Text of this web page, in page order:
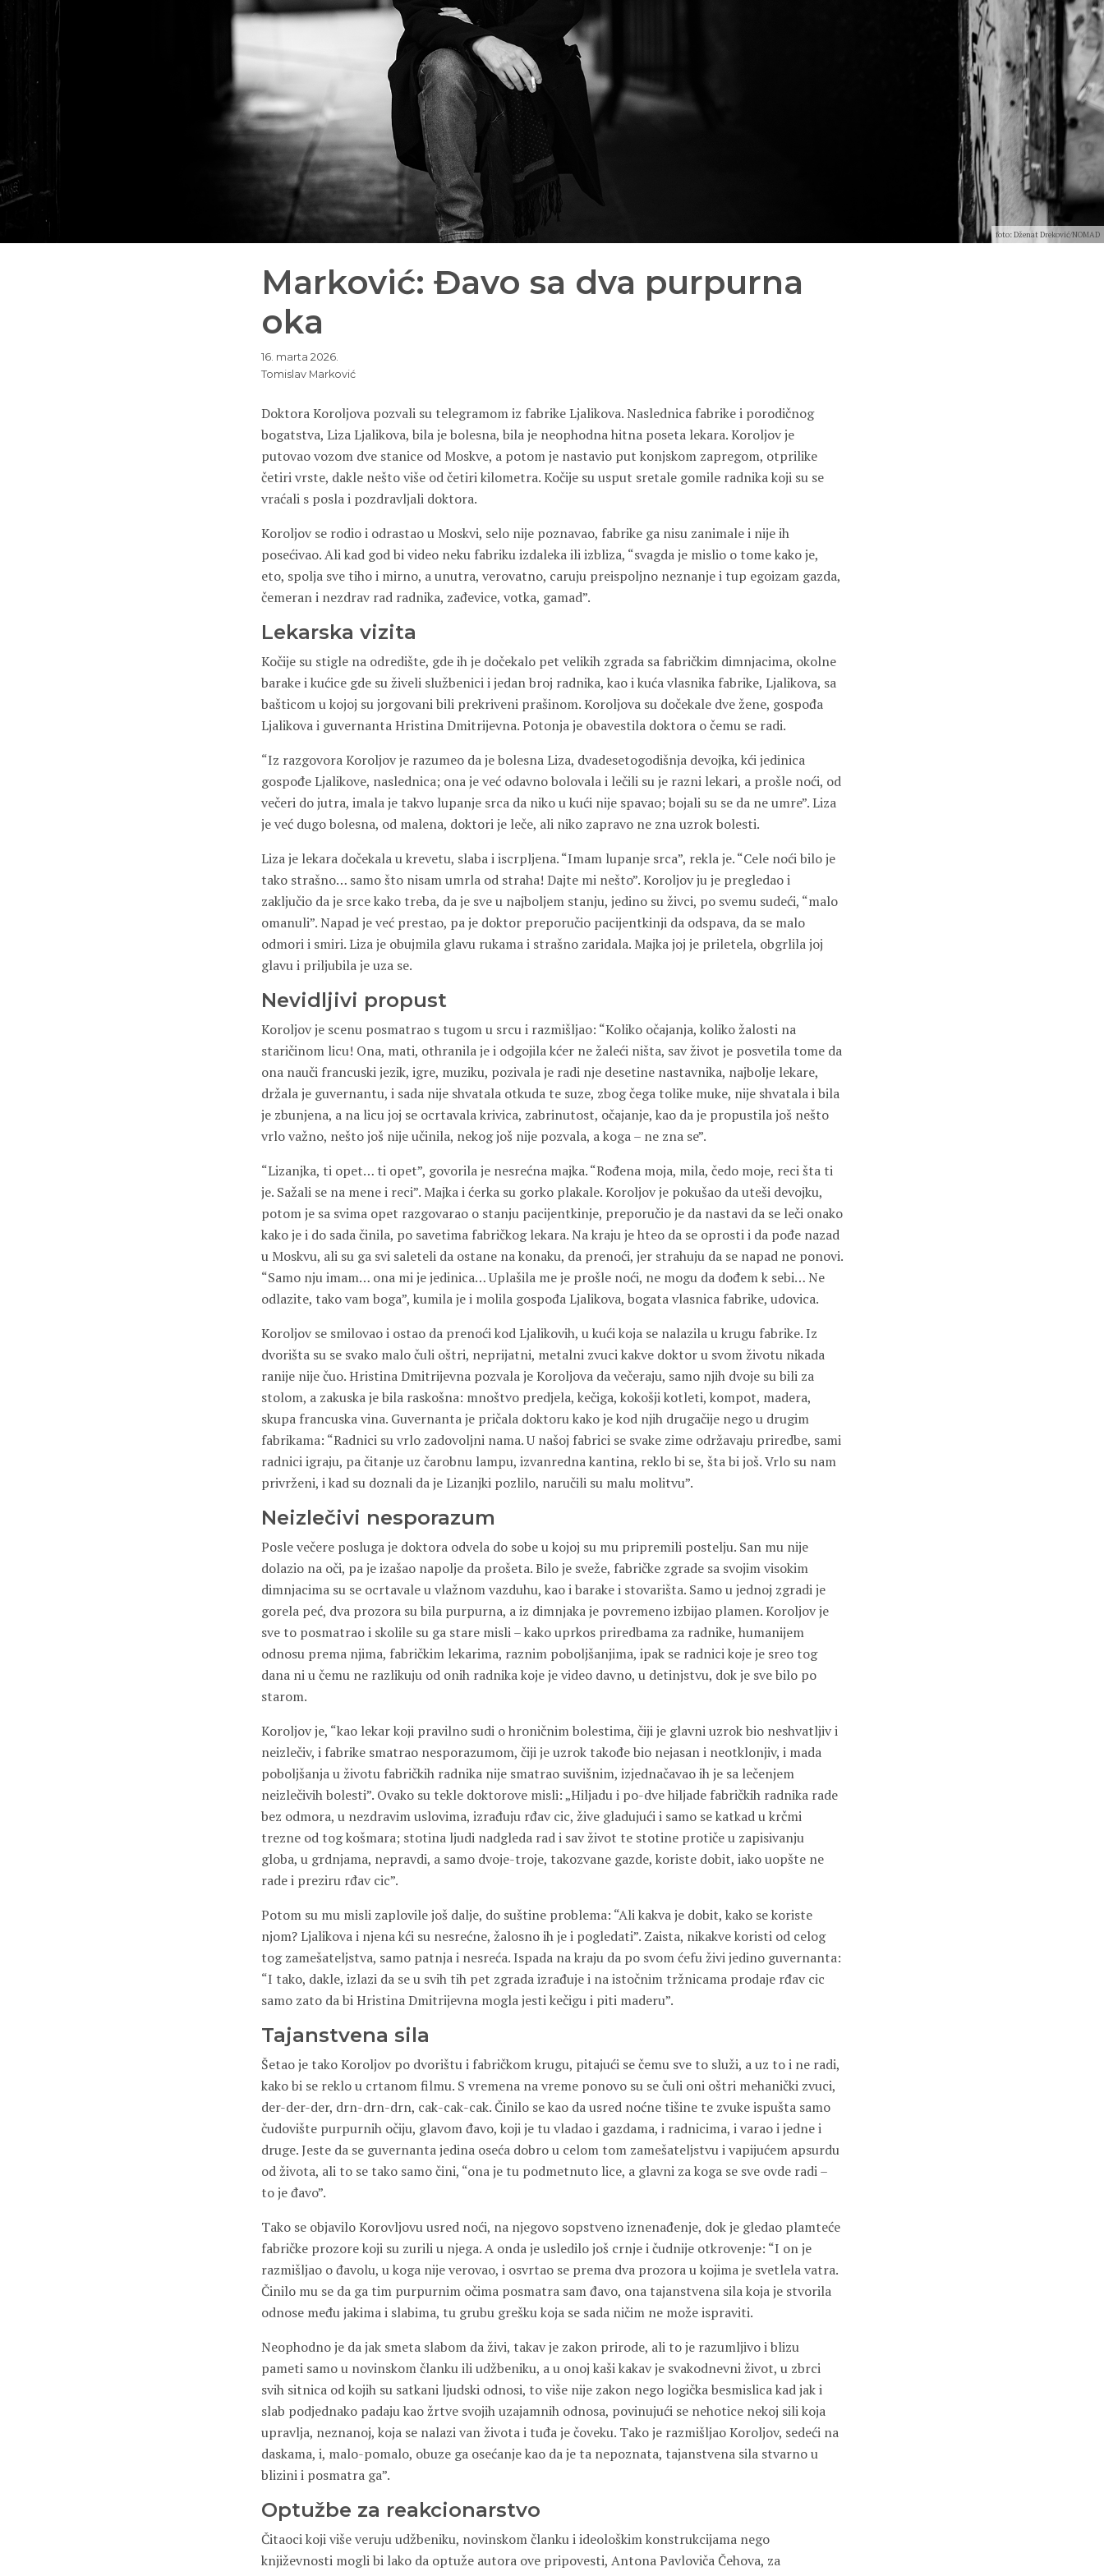
foto: Dženat Dreković/NOMAD
Marković: Đavo sa dva purpurna
oka
16. marta 2026.
Tomislav Marković
Doktora Koroljova pozvali su telegramom iz fabrike Ljalikova. Naslednica fabrike i porodičnog
bogatstva, Liza Ljalikova, bila je bolesna, bila je neophodna hitna poseta lekara. Koroljov je
putovao vozom dve stanice od Moskve, a potom je nastavio put konjskom zapregom, otprilike
četiri vrste, dakle nešto više od četiri kilometra. Kočije su usput sretale gomile radnika koji su se
vraćali s posla i pozdravljali doktora.
Koroljov se rodio i odrastao u Moskvi, selo nije poznavao, fabrike ga nisu zanimale i nije ih
posećivao. Ali kad god bi video neku fabriku izdaleka ili izbliza, “svagda je mislio o tome kako je,
eto, spolja sve tiho i mirno, a unutra, verovatno, caruju preispoljno neznanje i tup egoizam gazda,
čemeran i nezdrav rad radnika, zađevice, votka, gamad”.
Lekarska vizita
Kočije su stigle na odredište, gde ih je dočekalo pet velikih zgrada sa fabričkim dimnjacima, okolne
barake i kućice gde su živeli službenici i jedan broj radnika, kao i kuća vlasnika fabrike, Ljalikova, sa
bašticom u kojoj su jorgovani bili prekriveni prašinom. Koroljova su dočekale dve žene, gospođa
Ljalikova i guvernanta Hristina Dmitrijevna. Potonja je obavestila doktora o čemu se radi.
“Iz razgovora Koroljov je razumeo da je bolesna Liza, dvadesetogodišnja devojka, kći jedinica
gospođe Ljalikove, naslednica; ona je već odavno bolovala i lečili su je razni lekari, a prošle noći, od
večeri do jutra, imala je takvo lupanje srca da niko u kući nije spavao; bojali su se da ne umre”. Liza
je već dugo bolesna, od malena, doktori je leče, ali niko zapravo ne zna uzrok bolesti.
Liza je lekara dočekala u krevetu, slaba i iscrpljena. “Imam lupanje srca”, rekla je. “Cele noći bilo je
tako strašno… samo što nisam umrla od straha! Dajte mi nešto”. Koroljov ju je pregledao i
zaključio da je srce kako treba, da je sve u najboljem stanju, jedino su živci, po svemu sudeći, “malo
omanuli”. Napad je već prestao, pa je doktor preporučio pacijentkinji da odspava, da se malo
odmori i smiri. Liza je obujmila glavu rukama i strašno zaridala. Majka joj je priletela, obgrlila joj
glavu i priljubila je uza se.
Nevidljivi propust
Koroljov je scenu posmatrao s tugom u srcu i razmišljao: “Koliko očajanja, koliko žalosti na
staričinom licu! Ona, mati, othranila je i odgojila kćer ne žaleći ništa, sav život je posvetila tome da
ona nauči francuski jezik, igre, muziku, pozivala je radi nje desetine nastavnika, najbolje lekare,
držala je guvernantu, i sada nije shvatala otkuda te suze, zbog čega tolike muke, nije shvatala i bila
je zbunjena, a na licu joj se ocrtavala krivica, zabrinutost, očajanje, kao da je propustila još nešto
vrlo važno, nešto još nije učinila, nekog još nije pozvala, a koga – ne zna se”.
“Lizanjka, ti opet… ti opet”, govorila je nesrećna majka. “Rođena moja, mila, čedo moje, reci šta ti
je. Sažali se na mene i reci”. Majka i ćerka su gorko plakale. Koroljov je pokušao da uteši devojku,
potom je sa svima opet razgovarao o stanju pacijentkinje, preporučio je da nastavi da se leči onako
kako je i do sada činila, po savetima fabričkog lekara. Na kraju je hteo da se oprosti i da pođe nazad
u Moskvu, ali su ga svi saleteli da ostane na konaku, da prenoći, jer strahuju da se napad ne ponovi.
“Samo nju imam… ona mi je jedinica… Uplašila me je prošle noći, ne mogu da dođem k sebi… Ne
odlazite, tako vam boga”, kumila je i molila gospođa Ljalikova, bogata vlasnica fabrike, udovica.
Koroljov se smilovao i ostao da prenoći kod Ljalikovih, u kući koja se nalazila u krugu fabrike. Iz
dvorišta su se svako malo čuli oštri, neprijatni, metalni zvuci kakve doktor u svom životu nikada
ranije nije čuo. Hristina Dmitrijevna pozvala je Koroljova da večeraju, samo njih dvoje su bili za
stolom, a zakuska je bila raskošna: mnoštvo predjela, kečiga, kokošji kotleti, kompot, madera,
skupa francuska vina. Guvernanta je pričala doktoru kako je kod njih drugačije nego u drugim
fabrikama: “Radnici su vrlo zadovoljni nama. U našoj fabrici se svake zime održavaju priredbe, sami
radnici igraju, pa čitanje uz čarobnu lampu, izvanredna kantina, reklo bi se, šta bi još. Vrlo su nam
privrženi, i kad su doznali da je Lizanjki pozlilo, naručili su malu molitvu”.
Neizlečivi nesporazum
Posle večere posluga je doktora odvela do sobe u kojoj su mu pripremili postelju. San mu nije
dolazio na oči, pa je izašao napolje da prošeta. Bilo je sveže, fabričke zgrade sa svojim visokim
dimnjacima su se ocrtavale u vlažnom vazduhu, kao i barake i stovarišta. Samo u jednoj zgradi je
gorela peć, dva prozora su bila purpurna, a iz dimnjaka je povremeno izbijao plamen. Koroljov je
sve to posmatrao i skolile su ga stare misli – kako uprkos priredbama za radnike, humanijem
odnosu prema njima, fabričkim lekarima, raznim poboljšanjima, ipak se radnici koje je sreo tog
dana ni u čemu ne razlikuju od onih radnika koje je video davno, u detinjstvu, dok je sve bilo po
starom.
Koroljov je, “kao lekar koji pravilno sudi o hroničnim bolestima, čiji je glavni uzrok bio neshvatljiv i
neizlečiv, i fabrike smatrao nesporazumom, čiji je uzrok takođe bio nejasan i neotklonjiv, i mada
poboljšanja u životu fabričkih radnika nije smatrao suvišnim, izjednačavao ih je sa lečenjem
neizlečivih bolesti”. Ovako su tekle doktorove misli: „Hiljadu i po-dve hiljade fabričkih radnika rade
bez odmora, u nezdravim uslovima, izrađuju rđav cic, žive gladujući i samo se katkad u krčmi
trezne od tog košmara; stotina ljudi nadgleda rad i sav život te stotine protiče u zapisivanju
globa, u grdnjama, nepravdi, a samo dvoje-troje, takozvane gazde, koriste dobit, iako uopšte ne
rade i preziru rđav cic”.
Potom su mu misli zaplovile još dalje, do suštine problema: “Ali kakva je dobit, kako se koriste
njom? Ljalikova i njena kći su nesrećne, žalosno ih je i pogledati”. Zaista, nikakve koristi od celog
tog zamešateljstva, samo patnja i nesreća. Ispada na kraju da po svom ćefu živi jedino guvernanta:
“I tako, dakle, izlazi da se u svih tih pet zgrada izrađuje i na istočnim tržnicama prodaje rđav cic
samo zato da bi Hristina Dmitrijevna mogla jesti kečigu i piti maderu”.
Tajanstvena sila
Šetao je tako Koroljov po dvorištu i fabričkom krugu, pitajući se čemu sve to služi, a uz to i ne radi,
kako bi se reklo u crtanom filmu. S vremena na vreme ponovo su se čuli oni oštri mehanički zvuci,
der-der-der, drn-drn-drn, cak-cak-cak. Činilo se kao da usred noćne tišine te zvuke ispušta samo
čudovište purpurnih očiju, glavom đavo, koji je tu vladao i gazdama, i radnicima, i varao i jedne i
druge. Jeste da se guvernanta jedina oseća dobro u celom tom zamešateljstvu i vapijućem apsurdu
od života, ali to se tako samo čini, “ona je tu podmetnuto lice, a glavni za koga se sve ovde radi –
to je đavo”.
Tako se objavilo Korovljovu usred noći, na njegovo sopstveno iznenađenje, dok je gledao plamteće
fabričke prozore koji su zurili u njega. A onda je usledilo još crnje i čudnije otkrovenje: “I on je
razmišljao o đavolu, u koga nije verovao, i osvrtao se prema dva prozora u kojima je svetlela vatra.
Činilo mu se da ga tim purpurnim očima posmatra sam đavo, ona tajanstvena sila koja je stvorila
odnose među jakima i slabima, tu grubu grešku koja se sada ničim ne može ispraviti.
Neophodno je da jak smeta slabom da živi, takav je zakon prirode, ali to je razumljivo i blizu
pameti samo u novinskom članku ili udžbeniku, a u onoj kaši kakav je svakodnevni život, u zbrci
svih sitnica od kojih su satkani ljudski odnosi, to više nije zakon nego logička besmislica kad jak i
slab podjednako padaju kao žrtve svojih uzajamnih odnosa, povinujući se nehotice nekoj sili koja
upravlja, neznanoj, koja se nalazi van života i tuđa je čoveku. Tako je razmišljao Koroljov, sedeći na
daskama, i, malo-pomalo, obuze ga osećanje kao da je ta nepoznata, tajanstvena sila stvarno u
blizini i posmatra ga”.
Optužbe za reakcionarstvo
Čitaoci koji više veruju udžbeniku, novinskom članku i ideološkim konstrukcijama nego
književnosti mogli bi lako da optuže autora ove pripovesti, Antona Pavloviča Čehova, za